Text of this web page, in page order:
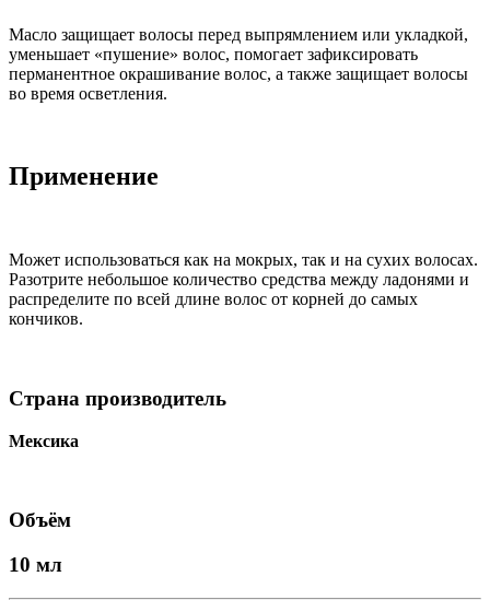
Масло защищает волосы перед выпрямлением или укладкой,
уменьшает «пушение» волос, помогает зафиксировать
перманентное окрашивание волос, а также защищает волосы
во время осветления.
Применение
Может использоваться как на мокрых, так и на сухих волосах.
Разотрите небольшое количество средства между ладонями и
распределите по всей длине волос от корней до самых
кончиков.
Страна производитель
Мексика
Объём
10 мл